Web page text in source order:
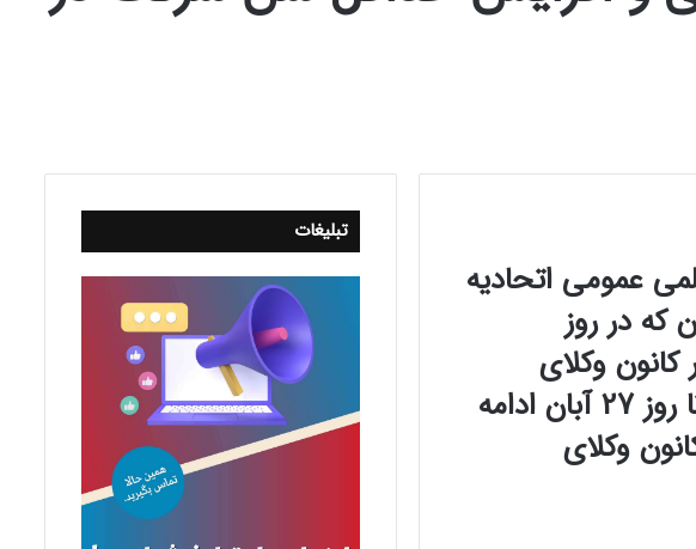
عمومی اتحادیه
که در روز
26 آبان 1400 در کانون وکلای
دادگستری بوشهر آغاز و تا روز 27 آبان ادامه
وکلای
تبلیغات